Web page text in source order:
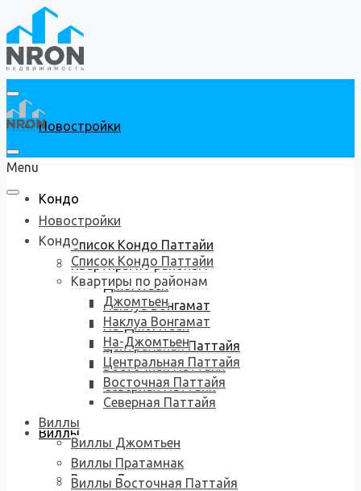
Новостройки
Кондо
Список Кондо Паттайи
Квартиры по районам
Джомтьен
Наклуа Вонгамат
На-Джомтьен
Центральная Паттайя
Восточная Паттайя
Северная Паттайя
Виллы
Виллы Джомтьен
Menu
Новостройки
Кондо
Список Кондо Паттайи
Квартиры по районам
Джомтьен
Наклуа Вонгамат
На-Джомтьен
Центральная Паттайя
Восточная Паттайя
Северная Паттайя
Виллы
Виллы Джомтьен
Виллы Пратамнак
Виллы Восточная Паттайя